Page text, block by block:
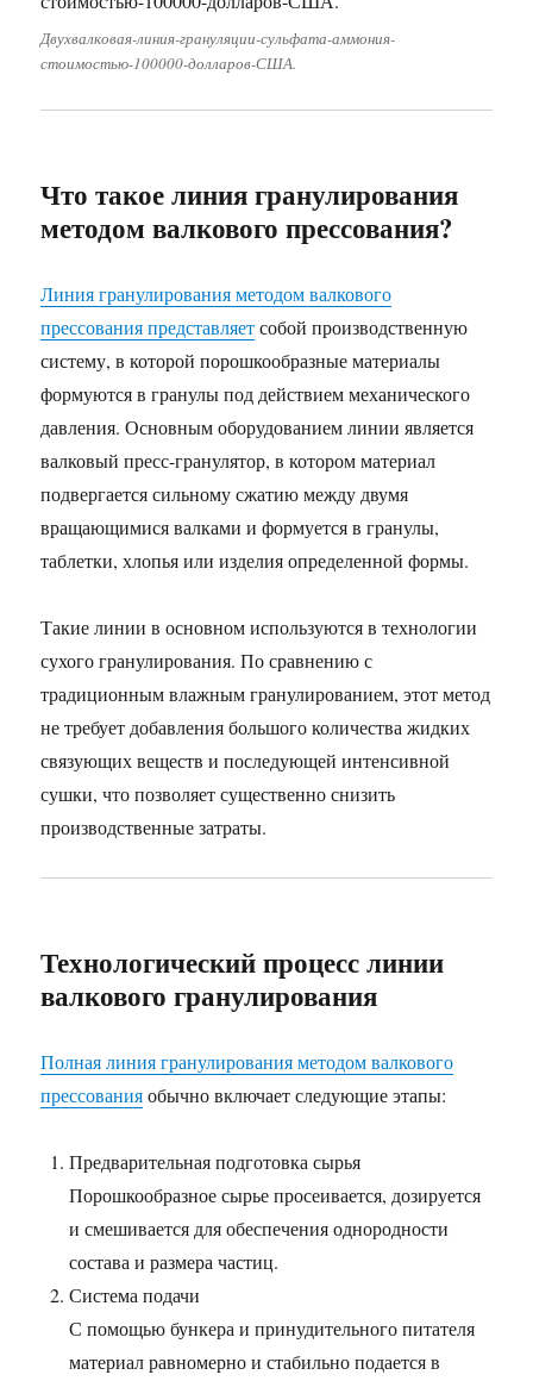
Двухвалковая-линия-грануляции-сульфата-аммония-
стоимостью-100000-долларов-США.
Что такое линия гранулирования
методом валкового прессования?
Линия гранулирования методом валкового
прессования представляетсобой производственную
систему, в которой порошкообразные материалы
формуются в гранулы под действием механического
давления. Основным оборудованием линии является
валковый пресс-гранулятор, в котором материал
подвергается сильному сжатию между двумя
вращающимися валками и формуется в гранулы,
таблетки, хлопья или изделия определенной формы.
Такие линии в основном используются в технологии
сухого гранулирования. По сравнению с
традиционным влажным гранулированием, этот метод
не требует добавления большого количества жидких
связующих веществ и последующей интенсивной
сушки, что позволяет существенно снизить
производственные затраты.
Технологический процесс линии
валкового гранулирования
Полная линия гранулирования методом валкового
прессованияобычно включает следующие этапы:
Предварительная подготовка сырья
Порошкообразное сырье просеивается, дозируется
и смешивается для обеспечения однородности
состава и размера частиц.
Система подачи
С помощью бункера и принудительного питателя
материал равномерно и стабильно подается в